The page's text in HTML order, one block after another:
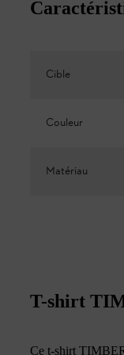
Cible
Couleur
Matériau
T-shirt
Ce t-shirt